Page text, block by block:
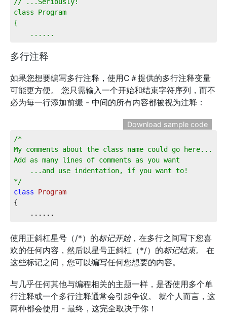
class Program
{
    ......
多行注释
如果您想要编写多行注释，使用C＃提供的多行注释变量
可能更方便。 您只需输入一个开始和结束字符序列，而不
必为每一行添加前缀 - 中间的所有内容都被视为注释：
Download sample code
/*
My comments about the class name could go here...
Add as many lines of comments as you want
    ...and use indentation, if you want to!
*/
class
Program
{
    ......
使用正斜杠星号（/*）的标记开始，在多行之间写下您喜
欢的任何内容，然后以星号正斜杠（*/）的标记结束。 在
这些标记之间，您可以编写任何您想要的内容。
与几乎任何其他与编程相关的主题一样，是否使用多个单
行注释或一个多行注释通常会引起争议。 就个人而言，这
两种都会使用 - 最终，这完全取决于你！